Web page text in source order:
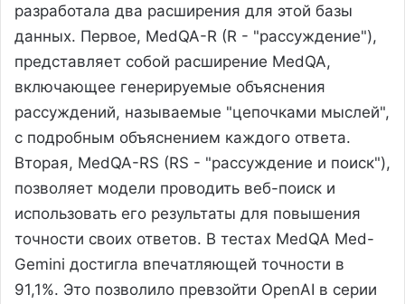
разработала два расширения для этой базы
данных. Первое, MedQA-R (R - "рассуждение"),
представляет собой расширение MedQA,
включающее генерируемые объяснения
рассуждений, называемые "цепочками мыслей",
с подробным объяснением каждого ответа.
Вторая, MedQA-RS (RS - "рассуждение и поиск"),
позволяет модели проводить веб-поиск и
использовать его результаты для повышения
точности своих ответов. В тестах MedQA Med-
Gemini достигла впечатляющей точности в
91,1%. Это позволило превзойти OpenAI в серии